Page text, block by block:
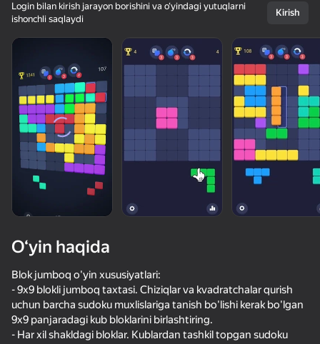
50+ top o‘yinlar, ularni o‘ynaydilar
hatto «o‘ynamaydigan» odamlar ham
Login bilan kirish jarayon borishini va o‘yindagi yutuqlarni
ishonchli saqlaydi
Kirish
O‘yin haqida
Blok jumboq o'yin xususiyatlari:
- 9x9 blokli jumboq taxtasi. Chiziqlar va kvadratchalar qurish
uchun barcha sudoku muxlislariga tanish bo'lishi kerak bo'lgan
9x9 panjaradagi kub bloklarini birlashtiring.
- Har xil shakldagi bloklar. Kublardan tashkil topgan sudoku